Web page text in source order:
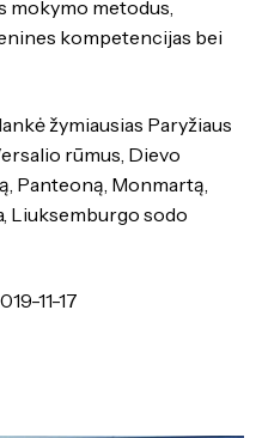
mokymo metodus,
kompetencijas bei
žymiausias Paryžiaus
rūmus, Dievo
Panteoną, Monmartą,
Liuksemburgo sodo
11-17